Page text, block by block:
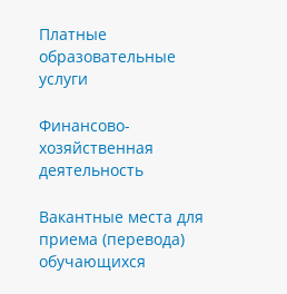
Платные
образовательные
услуги
Финансово-
хозяйственная
деятельность
Вакантные места для
приема (перевода)
обучающихся